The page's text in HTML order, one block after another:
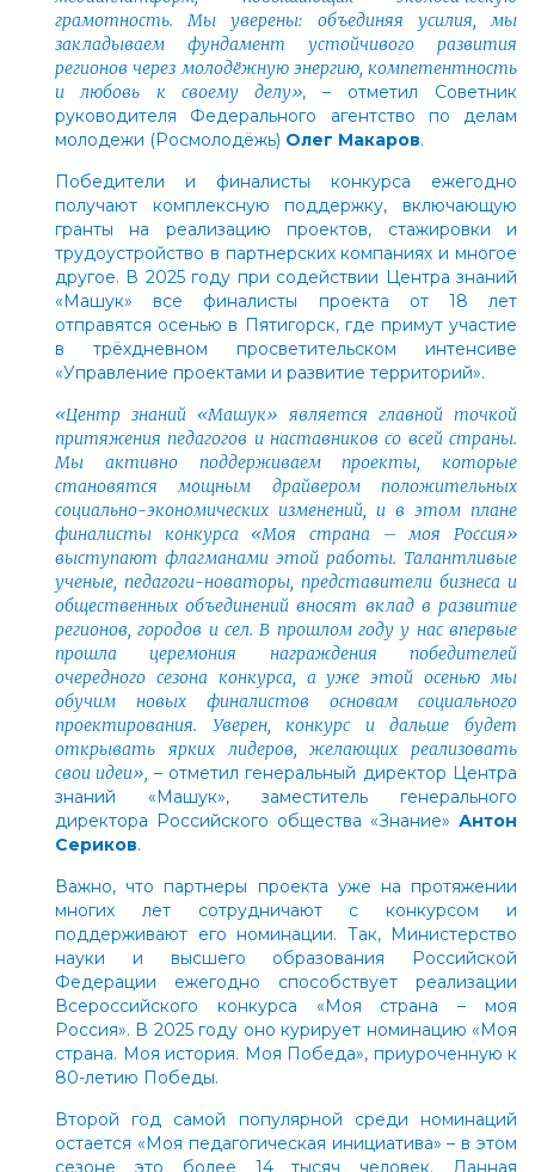
грамотность. Мы уверены: объединяя усилия, мы
закладываем фундамент устойчивого развития
регионов через молодёжную энергию, компетентность
и любовь к своему делу», –
отметил Советник
руководителя Федерального агентство по делам
молодежи (Росмолодёжь) Олег Макаров.
Победители и финалисты конкурса ежегодно
получают комплексную поддержку, включающую
гранты на реализацию проектов, стажировки и
трудоустройство в партнерских компаниях и многое
другое. В 2025 году при содействии Центра знаний
«Машук» все финалисты проекта от 18 лет
отправятся осенью в Пятигорск, где примут участие
в трёхдневном просветительском интенсиве
«Управление проектами и развитие территорий».
«Центр знаний «Машук» является главной точкой
притяжения педагогов и наставников со всей страны.
Мы активно поддерживаем проекты, которые
становятся мощным драйвером положительных
социально-экономических изменений, и в этом плане
финалисты конкурса «Моя страна – моя Россия»
выступают флагманами этой работы. Талантливые
ученые, педагоги-новаторы, представители бизнеса и
общественных объединений вносят вклад в развитие
регионов, городов и сел. В прошлом году у нас впервые
прошла церемония награждения победителей
очередного сезона конкурса, а уже этой осенью мы
обучим новых финалистов основам социального
проектирования. Уверен, конкурс и дальше будет
открывать ярких лидеров, желающих реализовать
свои идеи», – отметил генеральный директор Центра
знаний «Машук», заместитель генерального
директора Российского общества «Знание» Антон
Сериков.
Важно, что партнеры проекта уже на протяжении
многих лет сотрудничают с конкурсом и
поддерживают его номинации. Так, Министерство
науки и высшего образования Российской
Федерации ежегодно способствует реализации
Всероссийского конкурса «Моя страна – моя
Россия». В 2025 году оно курирует номинацию «Моя
страна. Моя история. Моя Победа», приуроченную к
80-летию Победы.
Второй год самой популярной среди номинаций
остается «Моя педагогическая инициатива» – в этом
сезоне это более 14 тысяч человек. Данная